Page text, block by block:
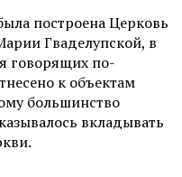
построена Церковь
Гваделупской, в
говорящих по-
к объектам
большинство
вкладывать